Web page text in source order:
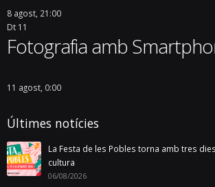
8 agost, 21:00
Dt 11
Fotografia amb
11 agost, 0:00
Últimes notícies
La Festa de les Pobles torna amb tres
cultura
06/08/2026